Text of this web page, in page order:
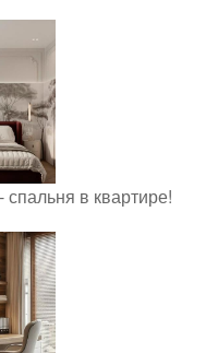
в квартире!